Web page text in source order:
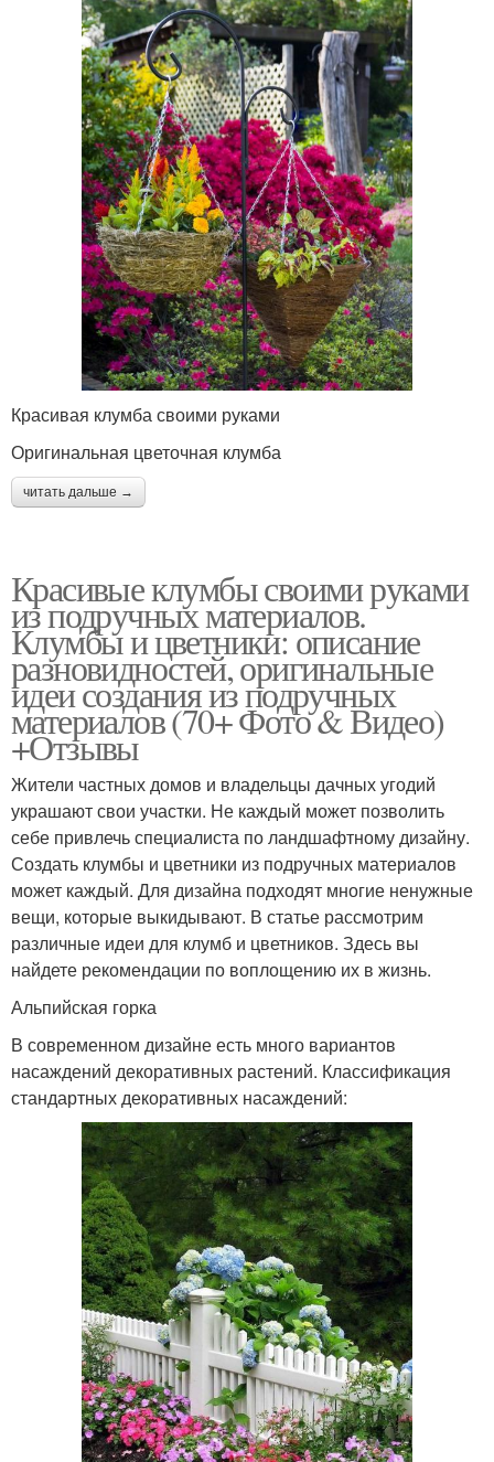
Красивая клумба своими руками
Оригинальная цветочная клумба
читать дальше →
Красивые клумбы своими руками
из подручных материалов.
Клумбы и цветники: описание
разновидностей, оригинальные
идеи создания из подручных
материалов (70+ Фото & Видео)
+Отзывы
Жители частных домов и владельцы дачных угодий
украшают свои участки. Не каждый может позволить
себе привлечь специалиста по ландшафтному дизайну.
Создать клумбы и цветники из подручных материалов
может каждый. Для дизайна подходят многие ненужные
вещи, которые выкидывают. В статье рассмотрим
различные идеи для клумб и цветников. Здесь вы
найдете рекомендации по воплощению их в жизнь.
Альпийская горка
В современном дизайне есть много вариантов
насаждений декоративных растений. Классификация
стандартных декоративных насаждений: